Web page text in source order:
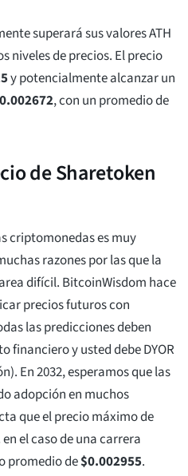
superará sus valores ATH
niveles de precios. El precio
y potencialmente alcanzar un
0.002672, con un promedio de
de Sharetoken
criptomonedas es muy
razones por las que la
difícil. BitcoinWisdom hace
precios futuros con
las predicciones deben
financiero y usted debe DYOR
En 2032, esperamos que las
adopción en muchos
que el precio máximo de
en el caso de una carrera
promedio de$0.002955.